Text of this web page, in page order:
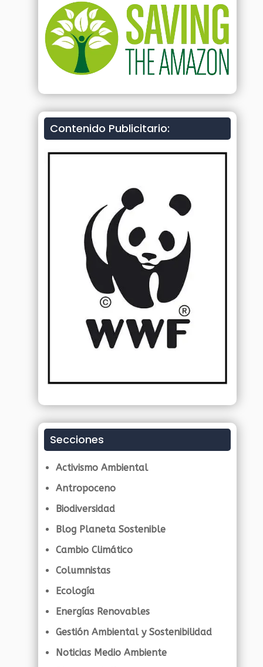
Contenido Publicitario:
Secciones
Activismo Ambiental
Antropoceno
Biodiversidad
Blog Planeta Sostenible
Cambio Climático
Columnistas
Ecología
Energías Renovables
Gestión Ambiental y Sostenibilidad
Noticias Medio Ambiente